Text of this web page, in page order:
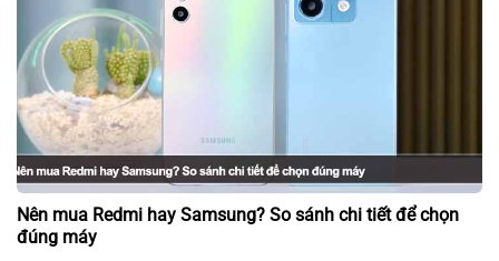
Nên mua Redmi hay Samsung? So sánh chi tiết để chọn
đúng máy